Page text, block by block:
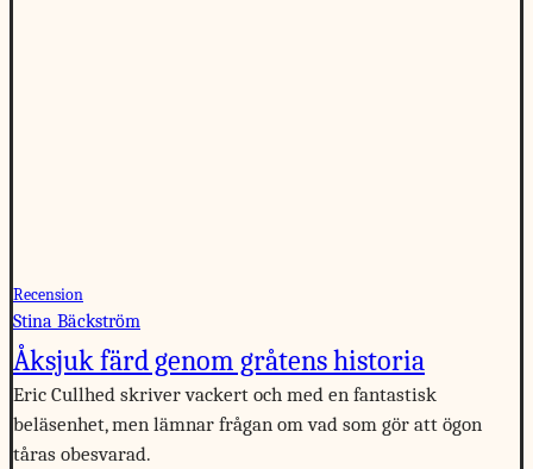
Recension
Stina Bäckström
Åksjuk färd genom gråtens historia
Eric Cullhed skriver vackert och med en fantastisk
beläsenhet, men lämnar frågan om vad som gör att ögon
tåras obesvarad.